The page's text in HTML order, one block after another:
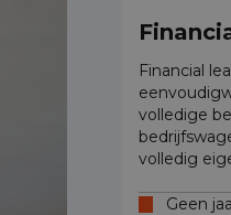
Financial
volledige
volledig
Geen